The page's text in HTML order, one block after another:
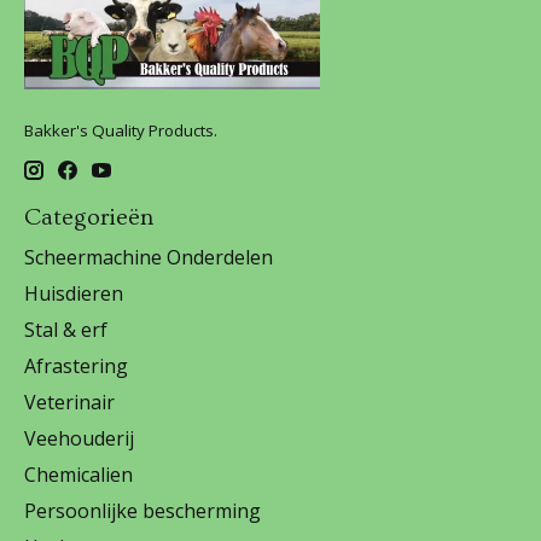
Bakker's Quality Products.
Categorieën
Scheermachine Onderdelen
Huisdieren
Stal & erf
Afrastering
Veterinair
Veehouderij
Chemicalien
Persoonlijke bescherming